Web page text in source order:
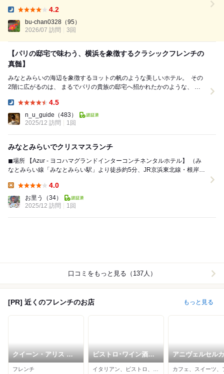
んの接遇に感動し、 高級食材はもちろん、調理の仕方が素晴らしいので
味付けも仕上がり...
4.2
bu-chan0328 （95）
2026/07 訪問
3回
【パリの邸宅で味わう、横浜を象徴するクラシックフレンチの
真髄】
みなとみらいの海辺を象徴するヨットの帆のような美しいホテル。 ⁡ その
2階に広がるのは、 まるでパリの貴族の邸宅へ招かれたかのような、 気
4.5
n_u_guide （483）
2025/12 訪問
1回
みなとみらいでクリスマスランチ
◼︎場所 【Azur - ヨコハマグランドインターコンチネンタルホテル】 （み
なとみらい線「みなとみらい駅」より徒歩約5分、JR京浜東北線・根岸線
4.0
お里う
（34）
2025/12 訪問
1回
口コミをもっと見る（137人）
[PR] 近くのフレンチのお店 もっと見る
クイーン・アリス 横
浜店
フレンチ
ビストロ･ワイン酒場
リヒト
アニヴェルセル
みなとみらい横浜